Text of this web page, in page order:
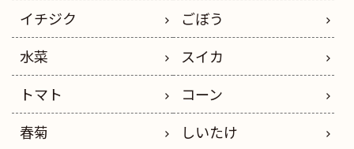
イチジク
ごぼう
水菜
スイカ
トマト
コーン
春菊
しいたけ